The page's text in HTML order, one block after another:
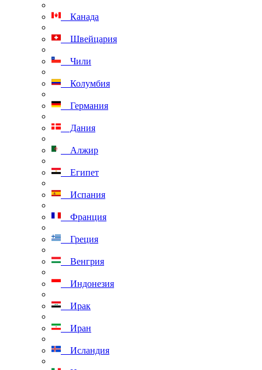
Канада
Швейцария
Чили
Колумбия
Германия
Дания
Алжир
Египет
Испания
Франция
Греция
Венгрия
Индонезия
Ирак
Иран
Исландия